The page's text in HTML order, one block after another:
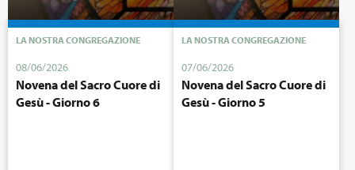
LA NOSTRA CONGREGAZIONE
08/06/2026
Novena del Sacro Cuore di
Gesù - Giorno 6
LA NOSTRA CONGREGAZIONE
07/06/2026
Novena del Sacro Cuore di
Gesù - Giorno 5